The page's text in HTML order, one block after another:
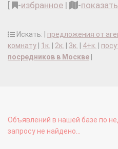
-избранное | -
Искать: | предложения от
комнату
1к. 2к. 3к. 4+к.
посредников в Москве
Объявлений в нашей базе по
запросу не найдено...